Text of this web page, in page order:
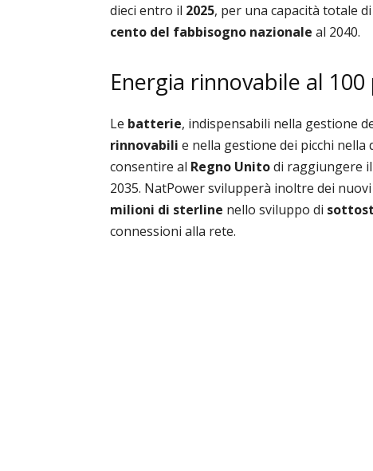
dieci entro il 2025, per una capacità totale
cento del fabbisogno nazionale al 2040.
Energia rinnovabile al
Le batterie, indispensabili nella gestione
rinnovabili e nella gestione dei picchi
consentire al Regno Unitodi raggiungere il
2035. NatPower svilupperà inoltre dei nuovi
milioni di sterline nello sviluppo di
connessioni alla rete.